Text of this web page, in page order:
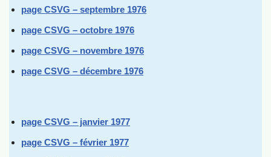
page CSVG – septembre 1976
page CSVG – octobre 1976
page CSVG – novembre 1976
page CSVG – décembre 1976
page CSVG – janvier 1977
page CSVG – février 1977